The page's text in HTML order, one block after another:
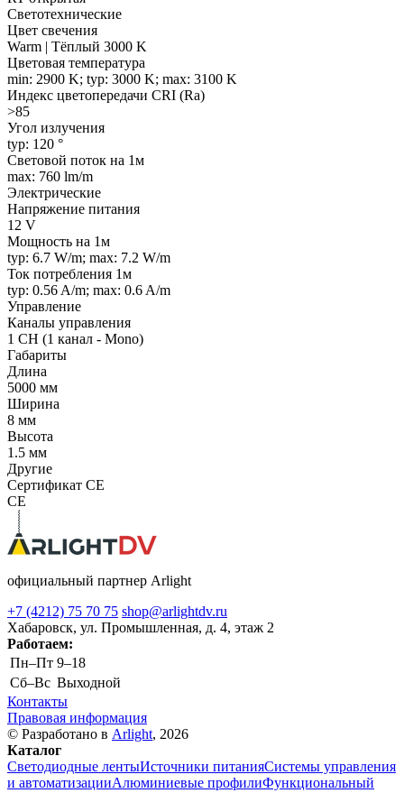
Светотехнические
Цвет свечения
Warm | Тёплый 3000 K
Цветовая температура
min: 2900 K; typ: 3000 K; max: 3100 K
Индекс цветопередачи CRI (Ra)
>85
Угол излучения
typ: 120 °
Световой поток на 1м
max: 760 lm/m
Электрические
Напряжение питания
12 V
Мощность на 1м
typ: 6.7 W/m; max: 7.2 W/m
Ток потребления 1м
typ: 0.56 A/m; max: 0.6 A/m
Управление
Каналы управления
1 CH (1 канал - Mono)
Габариты
Длина
5000 мм
Ширина
8 мм
Высота
1.5 мм
Другие
Сертификат CE
CE
официальный партнер Arlight
+7 (4212) 75 70 75 shop@arlightdv.ru
Хабаровск, ул. Промышленная, д. 4, этаж 2
Работаем:
Пн–Пт 9–18
Cб–Вс Выходной
Контакты
Правовая информация
© Разработано в Arlight, 2026
Каталог
Светодиодные лентыИсточники питанияСистемы управления
и автоматизацииАлюминиевые профилиФункциональный